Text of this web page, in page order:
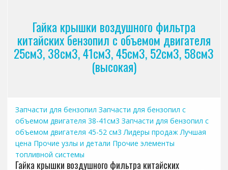
Гайка крышки воздушного фильтра
китайских бензопил с объемом двигателя
25см3, 38см3, 41см3, 45см3, 52см3, 58см3
(высокая)
Запчасти для бензопил Запчасти для бензопил с
объемом двигателя 38-41см3 Запчасти для бензопил с
объемом двигателя 45-52 см3 Лидеры продаж Лучшая
цена Прочие узлы и детали Прочие элементы
топливной системы
Гайка крышки воздушного фильтра китайских